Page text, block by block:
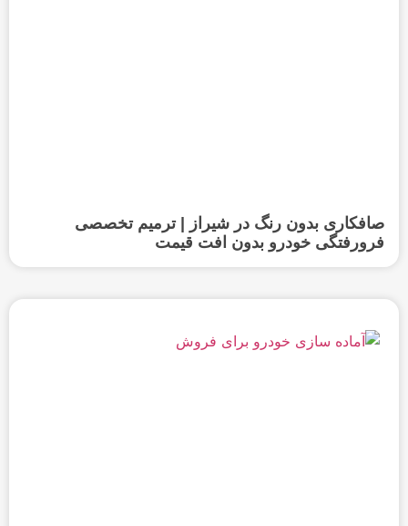
صافکاری بدون رنگ در شیراز | ترمیم تخصصی
فرورفتگی خودرو بدون افت قیمت